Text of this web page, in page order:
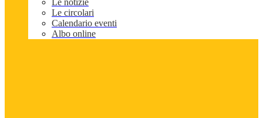
Le notizie
Le circolari
Calendario eventi
Albo online